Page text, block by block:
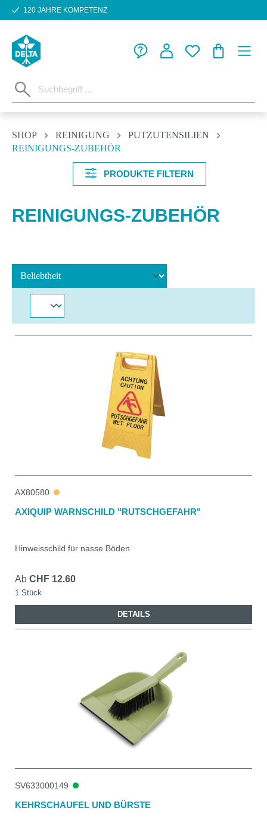
Zum Hauptinhalt springen
120 JAHRE KOMPETENZ
SHOP REINIGUNG
PUTZUTENSILIEN
REINIGUNGS-ZUBEHÖR
PRODUKTE FILTERN
REINIGUNGS-ZUBEHÖR
AX80580
AXIQUIP WARNSCHILD "RUTSCHGEFAHR"
Hinweisschild für nasse Böden
Ab CHF 12.60
1 Stück
DETAILS
SV633000149
KEHRSCHAUFEL UND BÜRSTE